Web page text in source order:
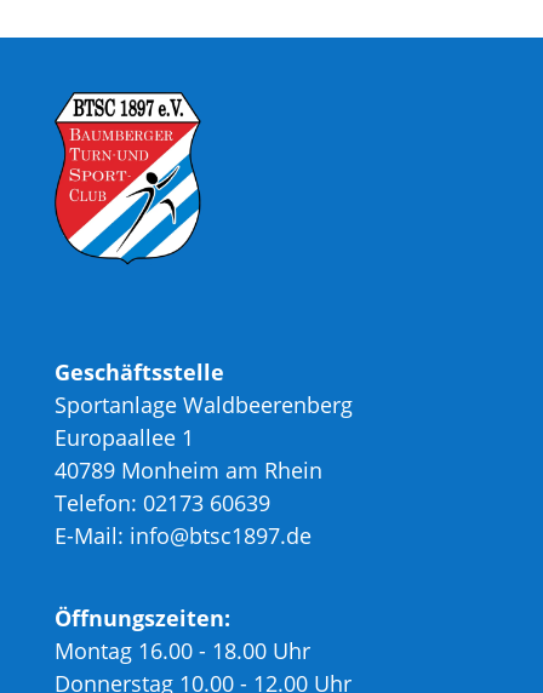
Geschäftsstelle
Sportanlage Waldbeerenberg
Europaallee 1
40789 Monheim am Rhein
Telefon: 02173 60639
E-Mail: info@btsc1897.de
Öffnungszeiten:
Montag 16.00 - 18.00 Uhr
Donnerstag 10.00 - 12.00 Uhr